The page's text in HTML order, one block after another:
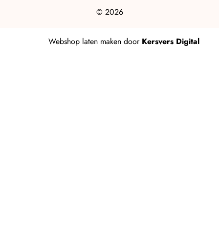
© 2026
Webshop laten maken door Kersvers Digital